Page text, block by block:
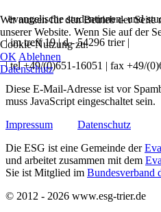
evangelische studentinnen- und
| im treff 19 | d - 54296 trier |
| tel +49/(0)651-16051 | fax +49/
Diese E-Mail-Adresse ist vor
muss JavaScript eingeschaltet sein.
Impressum
Datenschutz
Die ESG ist eine Gemeinde der
und arbeitet zusammen mit dem
Sie ist Mitglied im Bundesverband
© 2012 - 2026 www.esg-trier.de
Wir nutzen für den Betrieb der Seite
unserer Website. Wenn Sie auf der
Cookie-Nutzung zu.
OK Ablehnen
Datenschutz